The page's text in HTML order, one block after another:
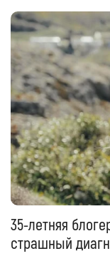
35-летняя
страшный